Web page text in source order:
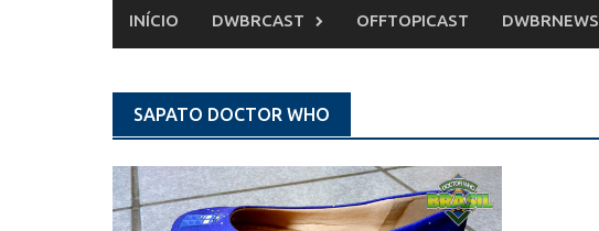
INÍCIO DWBRCAST OFFTOPICAST DWBRNEWS
SAPATO DOCTOR WHO